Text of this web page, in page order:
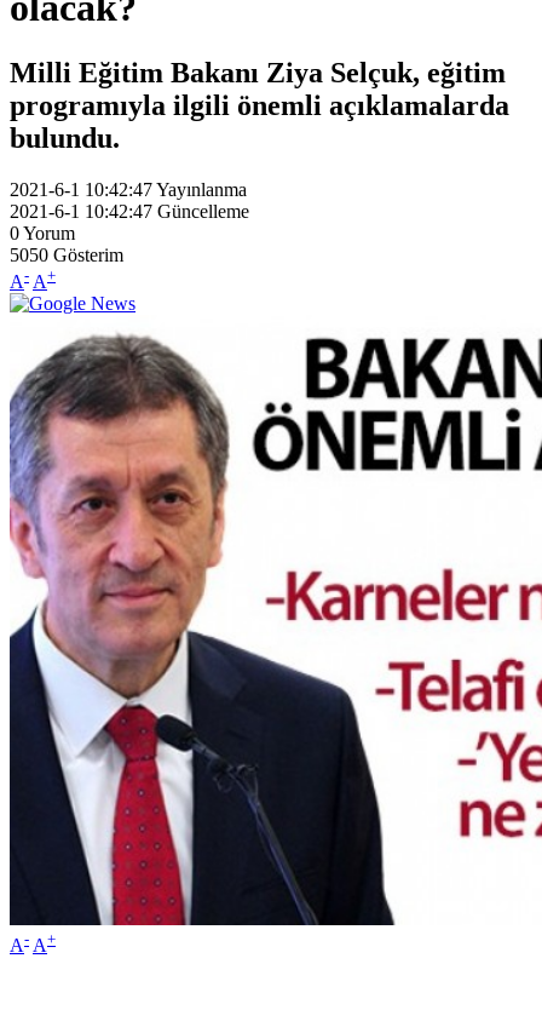
Milli Eğitim Bakanı Ziya Selçuk, eğitim
programıyla ilgili önemli açıklamalarda
bulundu.
2021-6-1 10:42:47Yayınlanma
2021-6-1 10:42:47 Güncelleme
0Yorum
5050 Gösterim
A- A+
A- A+